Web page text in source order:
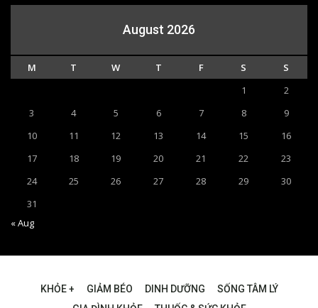
August 2026
M T W T F S
S
1
2
3
4 5 6 7 8
9
10
11 12 13 14 15
16
17
18 19 20 21 22
23
24
25 26 27 28 29
30
31
« Aug
KHỎE + GIẢM BÉO DINH DƯỠNG
SỐNG TÂM LÝ